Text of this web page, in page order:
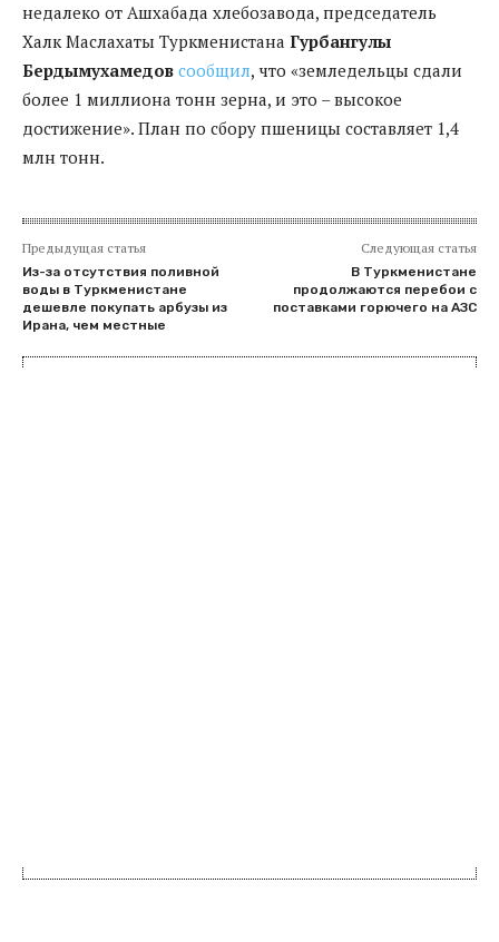
недалеко от Ашхабада хлебозавода, председатель
Халк Маслахаты Туркменистана Гурбангулы
Бердымухамедов сообщил, что «земледельцы сдали
более 1 миллиона тонн зерна, и это – высокое
достижение». План по сбору пшеницы составляет 1,4
млн тонн.
Предыдущая статья
Из-за отсутствия поливной
воды в Туркменистане
дешевле покупать арбузы из
Ирана, чем местные
Следующая статья
В Туркменистане
продолжаются перебои с
поставками горючего на АЗС